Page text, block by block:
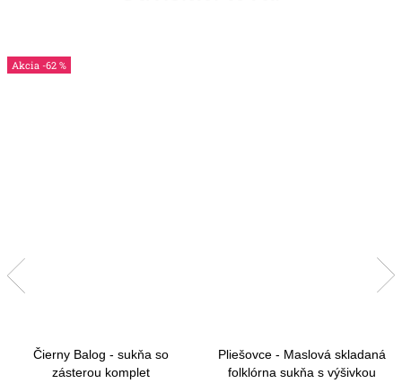
-62 %
Čierny Balog - sukňa so
zásterou komplet
Pliešovce - Maslová skladaná
folklórna sukňa s výšivkou